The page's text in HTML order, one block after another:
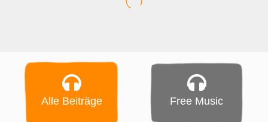
Alle Beiträge Free Music